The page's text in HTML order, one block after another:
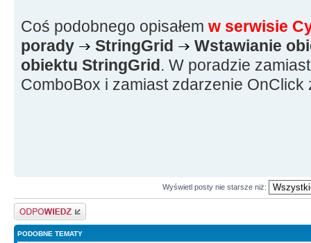
Coś podobnego opisałem w serwisie
porady
StringGrid
Wstawianie
obiektu StringGrid. W poradzie
ComboBox i zamiast zdarzenie
Wyświetl posty nie starsze niż:
Odpowiedz
PODOBNE TEMATY